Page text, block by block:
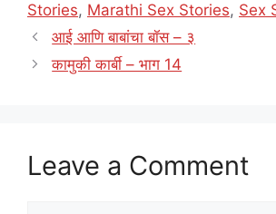
Stories, Marathi Sex Stories, Sex
आई आणि बाबांचा बॉस – ३
कामुकी कार्बी – भाग 14
Leave a Comment